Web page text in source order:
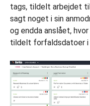
tags, tildelt arbejdet
sagt noget i sin
og endda anslået,
tildelt forfaldsdatoer i